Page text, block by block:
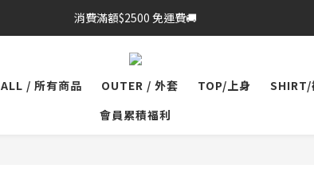
消費滿額$2500 免運費🚚
ALL / 所有商品 OUTER / 外套 TOP/上身
SHIRT/
會員累積福利